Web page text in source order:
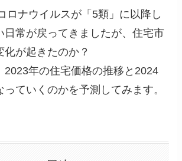
ロナウイルスが「5類」に以降し
日常が戻ってきましたが、住宅市
が起きたのか？
2023年の住宅価格の推移と2024
ていくのかを予測してみます。